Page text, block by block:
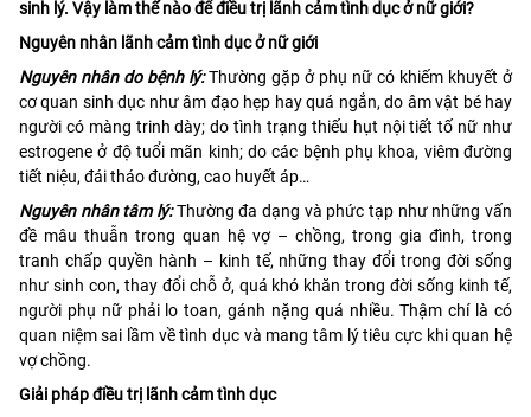
sinh lý. Vậy làm thế nào để điều trị lãnh cảm tình dục ở nữ giới?
Nguyên nhân lãnh cảm tình dục ở nữ giới
Nguyên nhân do bệnh lý:Thường gặp ở phụ nữ có khiếm khuyết ở
cơ quan sinh dục như âm đạo hẹp hay quá ngắn, do âm vật bé hay
người có màng trinh dày; do tình trạng thiếu hụt nội tiết tố nữ như
estrogene ở độ tuổi mãn kinh; do các bệnh phụ khoa, viêm đường
tiết niệu, đái tháo đường, cao huyết áp…
Nguyên nhân tâm lý:Thường đa dạng và phức tạp như những vấn
đề mâu thuẫn trong quan hệ vợ – chồng, trong gia đình, trong
tranh chấp quyền hành – kinh tế, những thay đổi trong đời sống
như sinh con, thay đổi chỗ ở, quá khó khăn trong đời sống kinh tế,
người phụ nữ phải lo toan, gánh nặng quá nhiều. Thậm chí là có
quan niệm sai lầm về tình dục và mang tâm lý tiêu cực khi quan hệ
vợ chồng.
Giải pháp điều trị lãnh cảm tình dục